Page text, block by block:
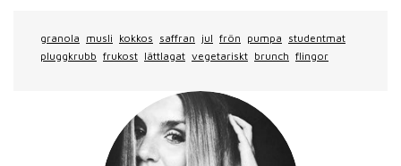
granola musli kokkos saffran jul frön pumpa studentmat
pluggkrubb frukost lättlagat vegetariskt brunch flingor